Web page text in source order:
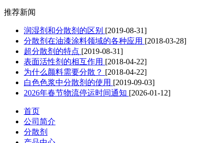
推荐新闻
润湿剂和分散剂的区别 [2019-08-31]
分散剂在油漆涂料领域的各种应用 [2018-03-28]
超分散剂的特点 [2019-08-31]
表面活性剂的相互作用 [2018-04-22]
为什么颜料需要分散？ [2018-04-22]
白色色浆中分散剂的使用 [2019-09-03]
2026年春节物流停运时间通知 [2026-01-12]
首页
公司简介
分散剂